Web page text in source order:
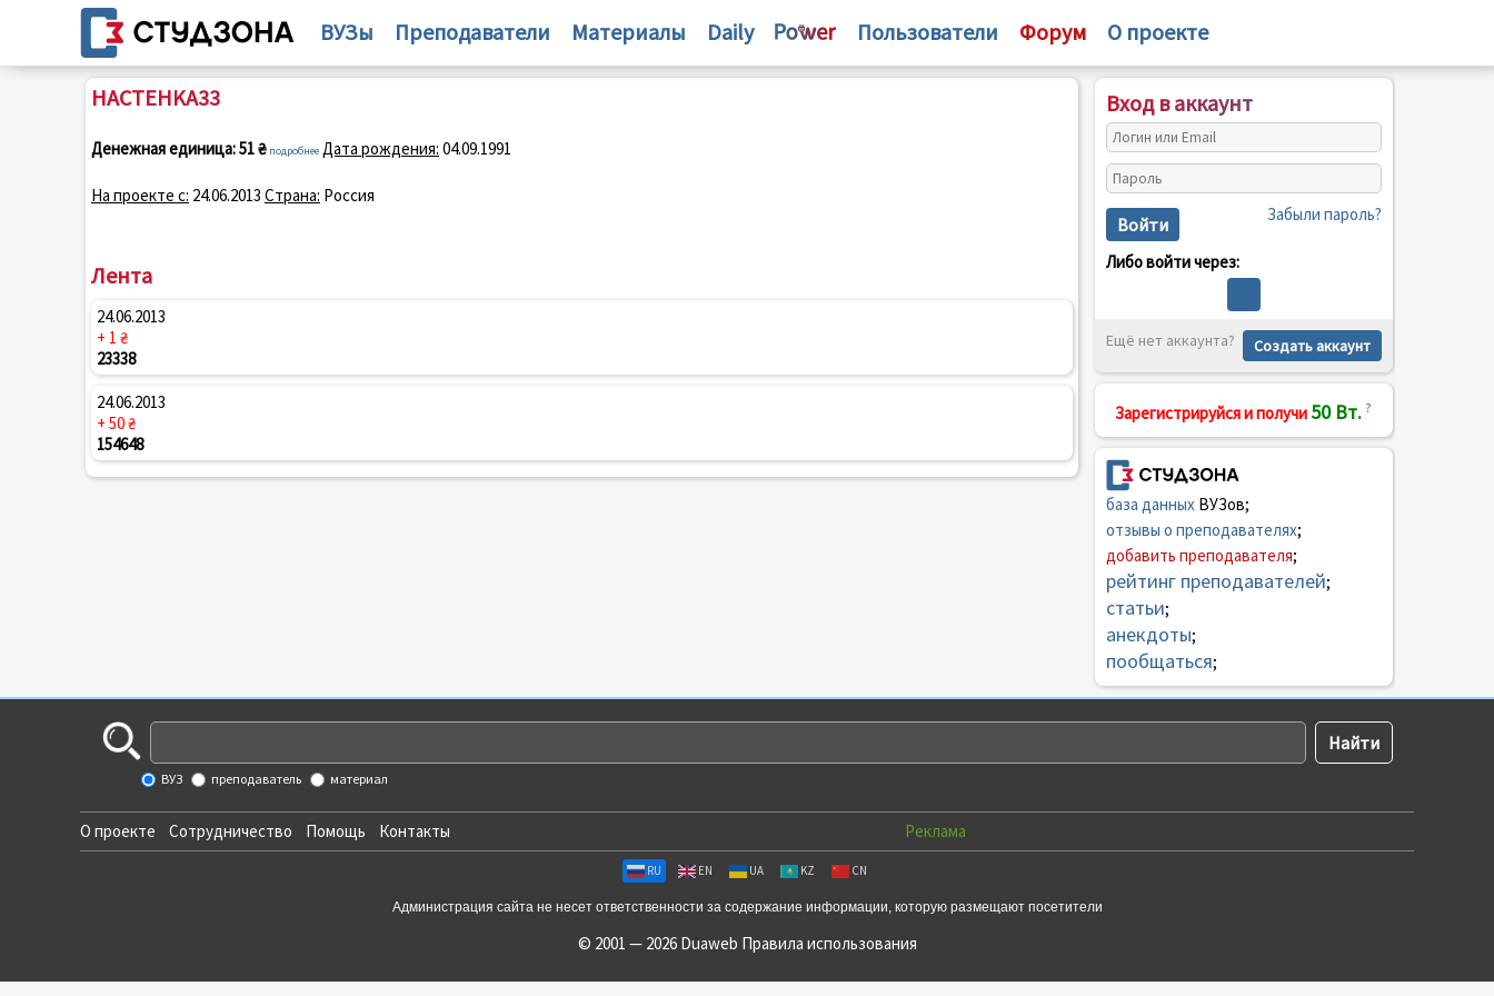
ВУЗы Преподаватели Материалы Daily Пользователи Форум О проекте
HACTEHKA33
Денежная единица:51 ₴ подробнее Дата рождения: 04.09.1991
На проекте с: 24.06.2013 Страна: Россия
Лента
24.06.2013
+ 1 ₴
23338
24.06.2013
+ 50 ₴
154648
Вход в аккаунт
Войти Забыли пароль?
Либо войти через:
Ещё нет аккаунта? Создать аккаунт
Зарегистрируйся и получи 50 Вт. ?
база данныхВУЗов;
отзывы о преподавателях;
добавить преподавателя;
рейтинг преподавателей;
статьи;
анекдоты;
пообщаться;
ВУЗ преподаватель материал
О проекте Сотрудничество Помощь Контакты Реклама
RU EN UA KZ CN
Администрация сайта не несет ответственности за содержание информации, которую размещают посетители
© 2001 — 2026 Duaweb Правила использования